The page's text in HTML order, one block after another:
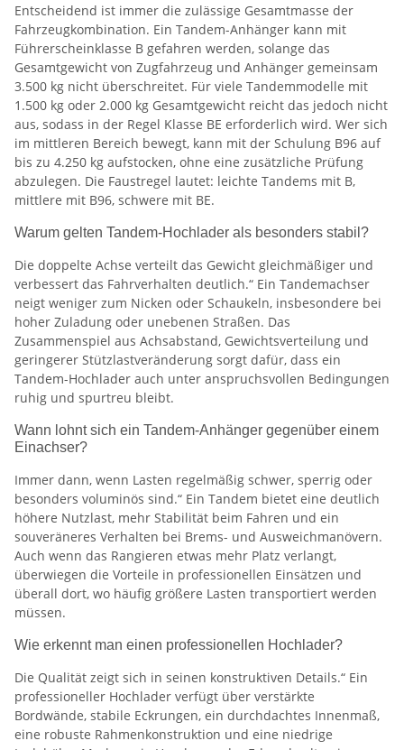
Entscheidend ist immer die zulässige Gesamtmasse der
Fahrzeugkombination. Ein Tandem-Anhänger kann mit
Führerscheinklasse B gefahren werden, solange das
Gesamtgewicht von Zugfahrzeug und Anhänger gemeinsam
3.500 kg nicht überschreitet. Für viele Tandemmodelle mit
1.500 kg oder 2.000 kg Gesamtgewicht reicht das jedoch nicht
aus, sodass in der Regel Klasse BE erforderlich wird. Wer sich
im mittleren Bereich bewegt, kann mit der Schulung B96 auf
bis zu 4.250 kg aufstocken, ohne eine zusätzliche Prüfung
abzulegen. Die Faustregel lautet: leichte Tandems mit B,
mittlere mit B96, schwere mit BE.
Warum gelten Tandem-Hochlader als besonders stabil?
Die doppelte Achse verteilt das Gewicht gleichmäßiger und
verbessert das Fahrverhalten deutlich.“ Ein Tandemachser
neigt weniger zum Nicken oder Schaukeln, insbesondere bei
hoher Zuladung oder unebenen Straßen. Das
Zusammenspiel aus Achsabstand, Gewichtsverteilung und
geringerer Stützlastveränderung sorgt dafür, dass ein
Tandem-Hochlader auch unter anspruchsvollen Bedingungen
ruhig und spurtreu bleibt.
Wann lohnt sich ein Tandem-Anhänger gegenüber einem
Einachser?
Immer dann, wenn Lasten regelmäßig schwer, sperrig oder
besonders voluminös sind.“ Ein Tandem bietet eine deutlich
höhere Nutzlast, mehr Stabilität beim Fahren und ein
souveräneres Verhalten bei Brems- und Ausweichmanövern.
Auch wenn das Rangieren etwas mehr Platz verlangt,
überwiegen die Vorteile in professionellen Einsätzen und
überall dort, wo häufig größere Lasten transportiert werden
müssen.
Wie erkennt man einen professionellen Hochlader?
Die Qualität zeigt sich in seinen konstruktiven Details.“ Ein
professioneller Hochlader verfügt über verstärkte
Bordwände, stabile Eckrungen, ein durchdachtes Innenmaß,
eine robuste Rahmenkonstruktion und eine niedrige